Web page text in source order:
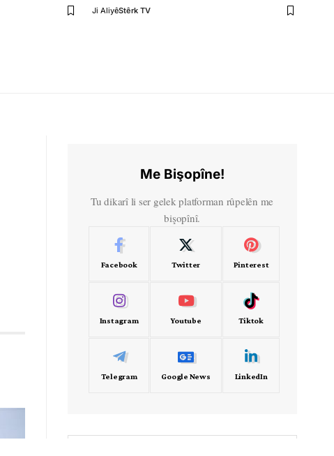
Ji AliyêStêrk TV
Me Bişopîne!
Tu dikarî li ser gelek platforman rûpelên me
bişopînî.
Facebook Twitter Pinterest
Instagram Youtube Tiktok
Telegram Google News LinkedIn